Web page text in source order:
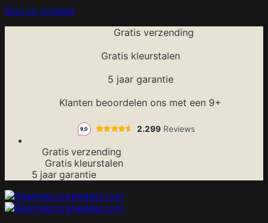
Skip to content
Gratis verzending
Gratis kleurstalen
5 jaar garantie
Klanten beoordelen ons met een 9+
Gratis verzending
Gratis kleurstalen
5 jaar garantie